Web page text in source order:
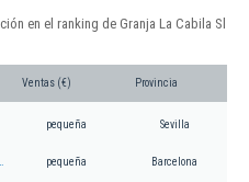
en el ranking de Granja La Cabila Sl
Ventas (€) Provincia
pequeña Sevilla
pequeña Barcelona